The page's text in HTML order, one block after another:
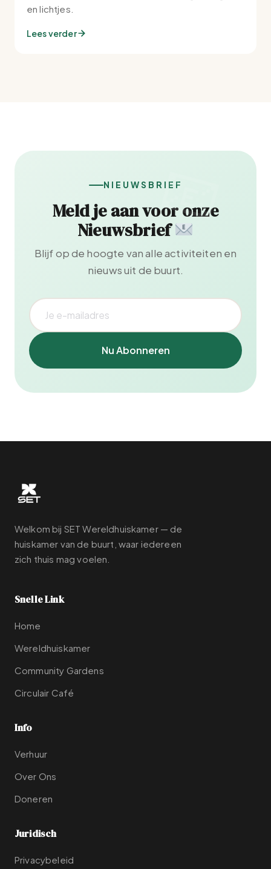
en lichtjes.
Lees verder
NIEUWSBRIEF
Meld je aan voor onze
Nieuwsbrief
Blijf op de hoogte van alle activiteiten en
nieuws uit de buurt.
Nu Abonneren
Welkom bij SET Wereldhuiskamer — de
huiskamer van de buurt, waar iedereen
zich thuis mag voelen.
Snelle Link
Home
Wereldhuiskamer
Community Gardens
Circulair Café
Info
Verhuur
Over Ons
Doneren
Juridisch
Privacybeleid